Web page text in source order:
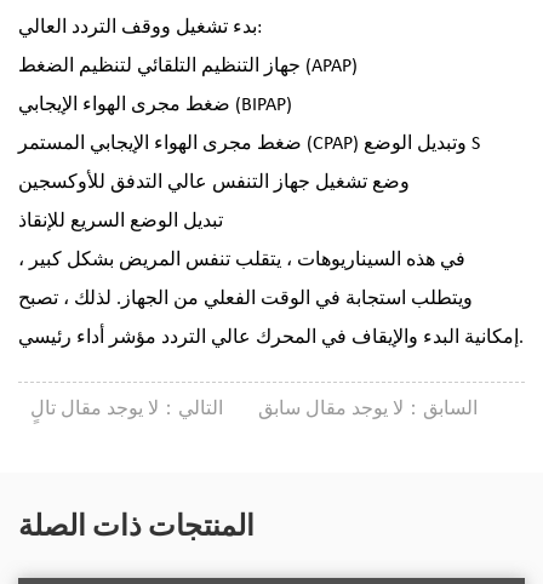
بدء تشغيل ووقف التردد العالي:
جهاز التنظيم التلقائي لتنظيم الضغط (APAP)
ضغط مجرى الهواء الإيجابي (BIPAP)
ضغط مجرى الهواء الإيجابي المستمر (CPAP) وتبديل الوضع S
وضع تشغيل جهاز التنفس عالي التدفق للأوكسجين
تبديل الوضع السريع للإنقاذ
في هذه السيناريوهات ، يتقلب تنفس المريض بشكل كبير ،
ويتطلب استجابة في الوقت الفعلي من الجهاز. لذلك ، تصبح
إمكانية البدء والإيقاف في المحرك عالي التردد مؤشر أداء رئيسي.
السابق：لا يوجد مقال سابق التالي：لا يوجد مقال تالٍ
المنتجات ذات الصلة